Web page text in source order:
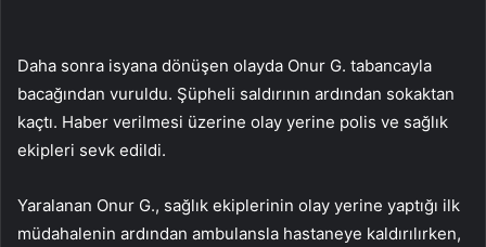
Daha sonra isyana dönüşen olayda Onur G. tabancayla
bacağından vuruldu. Şüpheli saldırının ardından sokaktan
kaçtı. Haber verilmesi üzerine olay yerine polis ve sağlık
ekipleri sevk edildi.
Yaralanan Onur G., sağlık ekiplerinin olay yerine yaptığı ilk
müdahalenin ardından ambulansla hastaneye kaldırılırken,